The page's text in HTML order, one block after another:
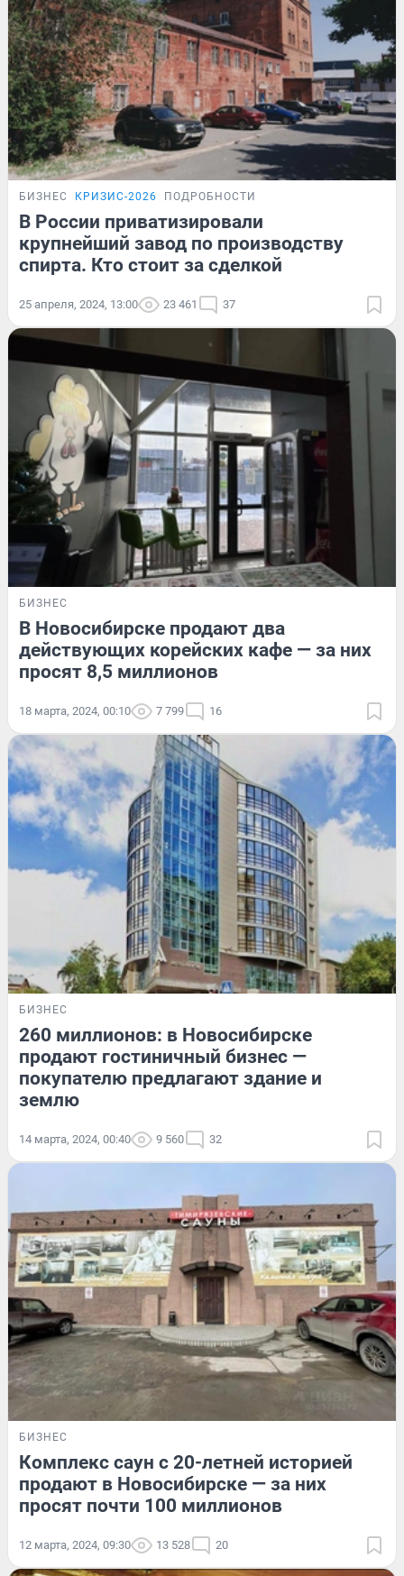
БИЗНЕС КРИЗИС-2026 ПОДРОБНОСТИ
В России приватизировали
крупнейший завод по производству
спирта. Кто стоит за сделкой
25 апреля, 2024, 13:00 23 461 37
БИЗНЕС
В Новосибирске продают два
действующих корейских кафе — за них
просят 8,5 миллионов
18 марта, 2024, 00:10 7 799 16
БИЗНЕС
260 миллионов: в Новосибирске
продают гостиничный бизнес —
покупателю предлагают здание и
землю
14 марта, 2024, 00:40 9 560 32
БИЗНЕС
Комплекс саун с 20-летней историей
продают в Новосибирске — за них
просят почти 100 миллионов
12 марта, 2024, 09:30 13 528 20